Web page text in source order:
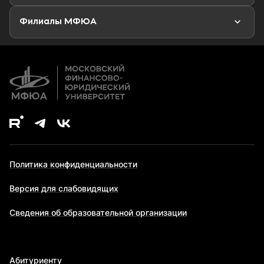
Дополнительное образование
Филиалы МФЮА
Политика конфиденциальности
Версия для слабовидящих
Сведения об образовательной организации
Абитуриенту